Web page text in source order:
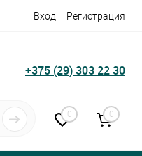
Вход Регистрация
+375 (29) 303 22 30
0 0